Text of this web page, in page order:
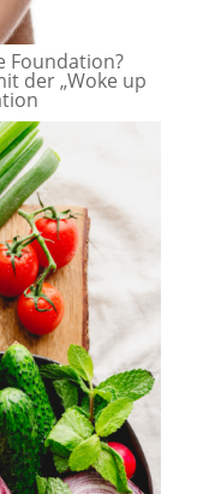
Foundation?
der „Woke up